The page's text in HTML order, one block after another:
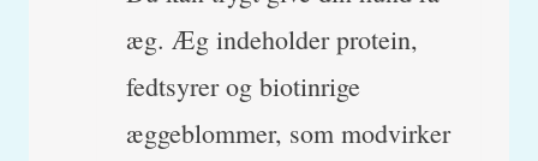
æg. Æg indeholder protein,
fedtsyrer og biotinrige
æggeblommer, som modvirker